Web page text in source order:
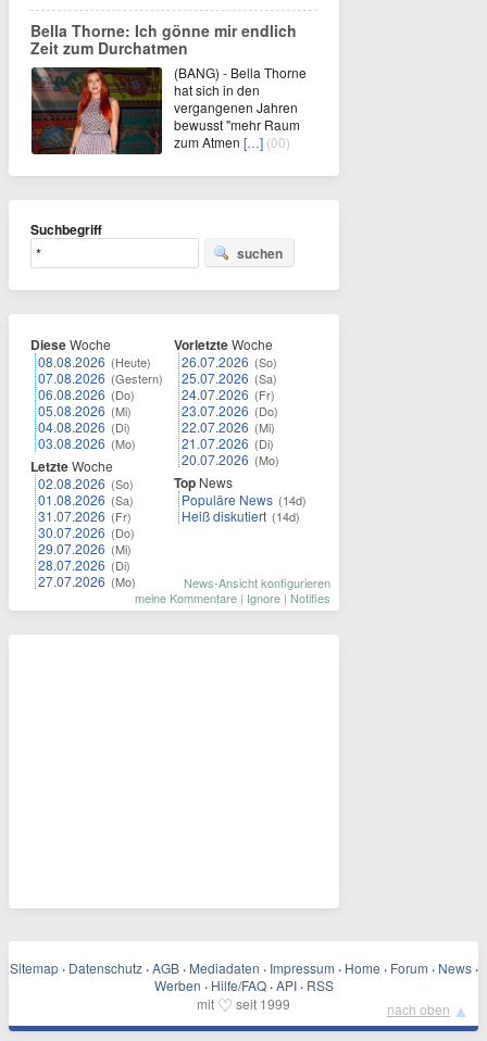
Bella Thorne: Ich gönne mir endlich
Zeit zum Durchatmen
(BANG) - Bella Thorne
hat sich in den
vergangenen Jahren
bewusst "mehr Raum
zum Atmen […] (00)
Suchbegriff
suchen
DieseWoche
08.08.2026 (Heute)
07.08.2026 (Gestern)
06.08.2026 (Do)
05.08.2026 (Mi)
04.08.2026 (Di)
03.08.2026 (Mo)
LetzteWoche
02.08.2026 (So)
01.08.2026 (Sa)
31.07.2026 (Fr)
30.07.2026 (Do)
29.07.2026 (Mi)
28.07.2026 (Di)
27.07.2026 (Mo)
VorletzteWoche
26.07.2026 (So)
25.07.2026 (Sa)
24.07.2026 (Fr)
23.07.2026 (Do)
22.07.2026 (Mi)
21.07.2026 (Di)
20.07.2026 (Mo)
Top News
Populäre News (14d)
Heiß diskutiert (14d)
News-Ansicht konfigurieren
meine Kommentare | Ignore | Notifies
Sitemap · Datenschutz · AGB · Mediadaten · Impressum · Home · Forum · News ·
Werben · Hilfe/FAQ · API · RSS
mit ♡ seit 1999 nach oben ▲